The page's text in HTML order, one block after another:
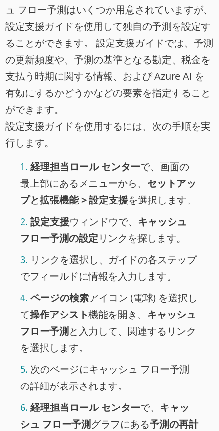
ュ フロー予測はいくつか用意されていますが、
設定支援ガイドを使用して独自の予測を設定す
ることができます。 設定支援ガイドでは、予測
の更新頻度や、予測の基準となる勘定、税金を
支払う時期に関する情報、および Azure AI を
有効にするかどうかなどの要素を指定すること
ができます。
設定支援ガイドを使用するには、次の手順を実
行します。
経理担当ロール センターで、画面の
最上部にあるメニューから、 セットアッ
プと拡張機能 > 設定支援を選択します。
設定支援ウィンドウで、 キャッシュ
フロー予測の設定リンクを探します。
リンクを選択し、ガイドの各ステップ
でフィールドに情報を入力します。
ページの検索アイコン (電球) を選択し
て操作アシスト機能を開き、 キャッシュ
フロー予測と入力して、関連するリンク
を選択します。
次のページにキャッシュ フロー予測
の詳細が表示されます。
経理担当ロール センターで、 キャッ
シュ フロー予測グラフにある予測の再計